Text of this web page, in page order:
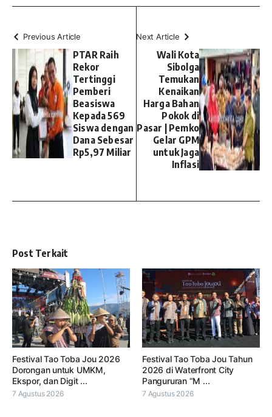
Previous Article
PTAR Raih
Rekor
Tertinggi
Pemberi
Beasiswa
Kepada 569
Siswa dengan
Dana Sebesar
Rp5,97 Miliar
Next Article
Wali Kota
Sibolga
Temukan
Kenaikan
Harga Bahan
Pokok di
Pasar | Pemko
Gelar GPM
untuk Jaga
Inflasi
Post Terkait
Festival Tao Toba Jou 2026
Dorongan untuk UMKM,
Ekspor, dan Digit ...
7 Agustus 2026
Festival Tao Toba Jou Tahun
2026 di Waterfront City
Pangururan “M ...
7 Agustus 2026